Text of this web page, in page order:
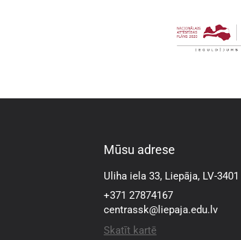
Mūsu adrese
Uliha iela 33, Liepāja, LV-3401
+371 27874167
centrassk@liepaja.edu.lv
Skatīt kartē